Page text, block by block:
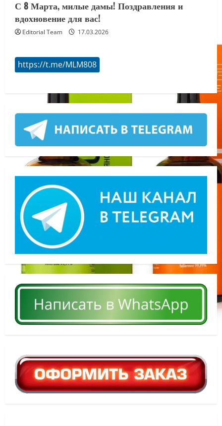
С 8 Марта, милые дамы! Поздравления и
вдохновение для вас!
Editorial Team 17.03.2026
https://t.me/MLM808